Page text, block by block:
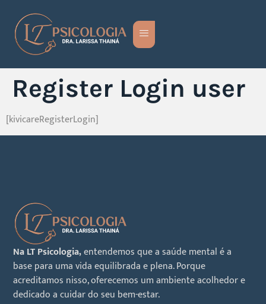
Register Login user
[kivicareRegisterLogin]
Na LT Psicologia,entendemos que a saúde mental é a
base para uma vida equilibrada e plena. Porque
acreditamos nisso, oferecemos um ambiente acolhedor e
dedicado a cuidar do seu bem-estar.